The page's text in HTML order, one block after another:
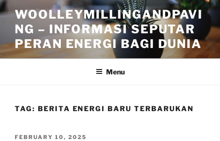
Skip
to
content
WOOLLEYMILLINGANDPAVI
NG – INFORMASI SEPUTAR
PERAN ENERGI BAGI DUNIA
Menu
TAG: BERITA ENERGI BARU TERBARUKAN
POSTED
FEBRUARY 10, 2025